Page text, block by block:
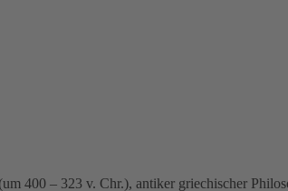
400 – 323 v. Chr.), antiker griechischer